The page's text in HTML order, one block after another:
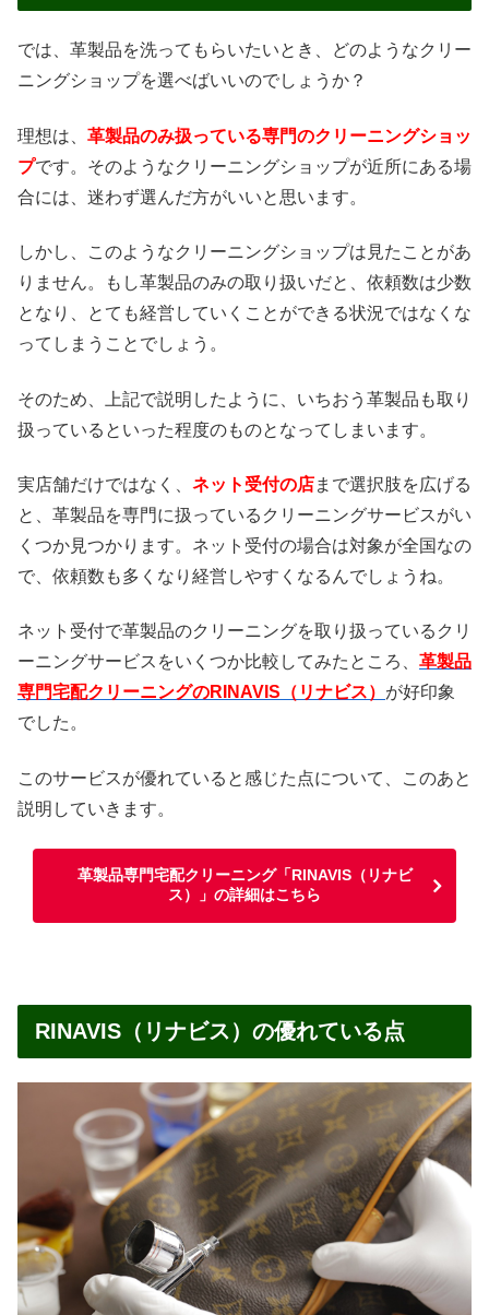
では、革製品を洗ってもらいたいとき、どのようなクリー
ニングショップを選べばいいのでしょうか？
理想は、 革製品のみ扱っている専門のクリーニングショッ
プです。そのようなクリーニングショップが近所にある場
合には、迷わず選んだ方がいいと思います。
しかし、このようなクリーニングショップは見たことがあ
りません。もし革製品のみの取り扱いだと、依頼数は少数
となり、とても経営していくことができる状況ではなくな
ってしまうことでしょう。
そのため、上記で説明したように、いちおう革製品も取り
扱っているといった程度のものとなってしまいます。
実店舗だけではなく、 ネット受付の店まで選択肢を広げる
と、革製品を専門に扱っているクリーニングサービスがい
くつか見つかります。ネット受付の場合は対象が全国なの
で、依頼数も多くなり経営しやすくなるんでしょうね。
ネット受付で革製品のクリーニングを取り扱っているクリ
ーニングサービスをいくつか比較してみたところ、 革製品
専門宅配クリーニングのRINAVIS（リナビス） が好印象
でした。
このサービスが優れていると感じた点について、このあと
説明していきます。
革製品専門宅配クリーニング「RINAVIS（リナビ
ス）」の詳細はこちら
RINAVIS（リナビス）の優れている点